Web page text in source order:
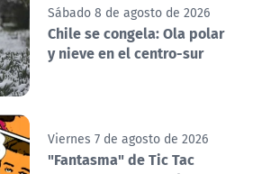
Sábado 8 de agosto de 2026
Chile se congela: Ola polar
y nieve en el centro-sur
Viernes 7 de agosto de 2026
"Fantasma" de Tic Tac